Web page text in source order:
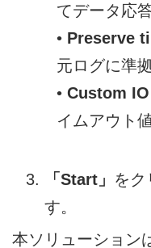
てデータ応
• Preserve
元ログに準
• Custom
イムアウト
「Start」 をク
す。
本ソリューション